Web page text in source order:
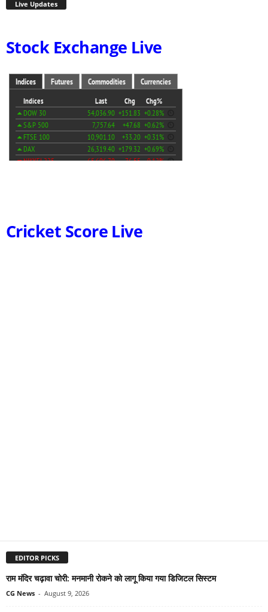
Live Updates
Stock Exchange Live
Cricket Score Live
EDITOR PICKS
राम मंदिर चढ़ावा चोरी: मनमानी रोकने को लागू किया गया डिजिटल सिस्टम
CG News - August 9, 2026